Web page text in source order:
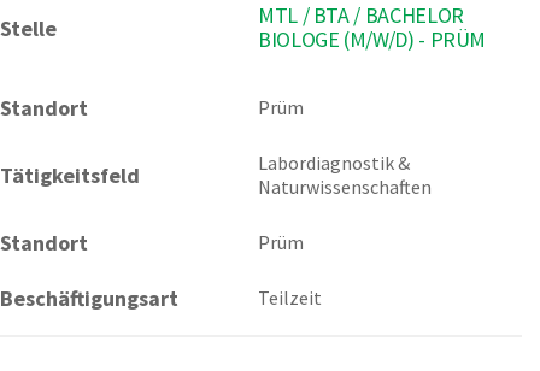
Stelle
MTL / BTA / BACHELOR
BIOLOGE (M/W/D) - PRÜM
Standort Prüm
Tätigkeitsfeld
Labordiagnostik &
Naturwissenschaften
Standort Prüm
Beschäftigungsart Teilzeit